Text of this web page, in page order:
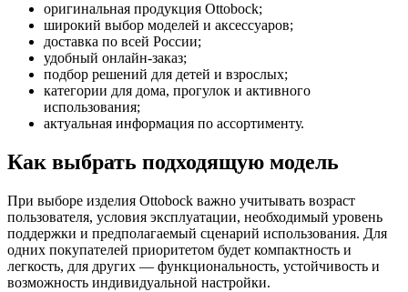
оригинальная продукция Ottobock;
широкий выбор моделей и аксессуаров;
доставка по всей России;
удобный онлайн-заказ;
подбор решений для детей и взрослых;
категории для дома, прогулок и активного
использования;
актуальная информация по ассортименту.
Как выбрать подходящую модель
При выборе изделия Ottobock важно учитывать возраст
пользователя, условия эксплуатации, необходимый уровень
поддержки и предполагаемый сценарий использования. Для
одних покупателей приоритетом будет компактность и
легкость, для других — функциональность, устойчивость и
возможность индивидуальной настройки.